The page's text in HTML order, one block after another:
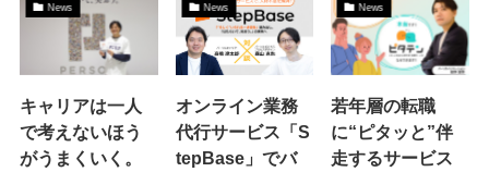
News
キャリアは一人
で考えないほう
がうまくいく。
News
オンライン業務
代行サービス「S
tepBase」でバ
News
若年層の転職
に“ピタッと”伴
走するサービス